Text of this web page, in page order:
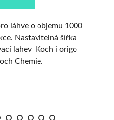
láhve o objemu 1000
Nastavitelná šířka
lahev Koch i origo
Chemie.